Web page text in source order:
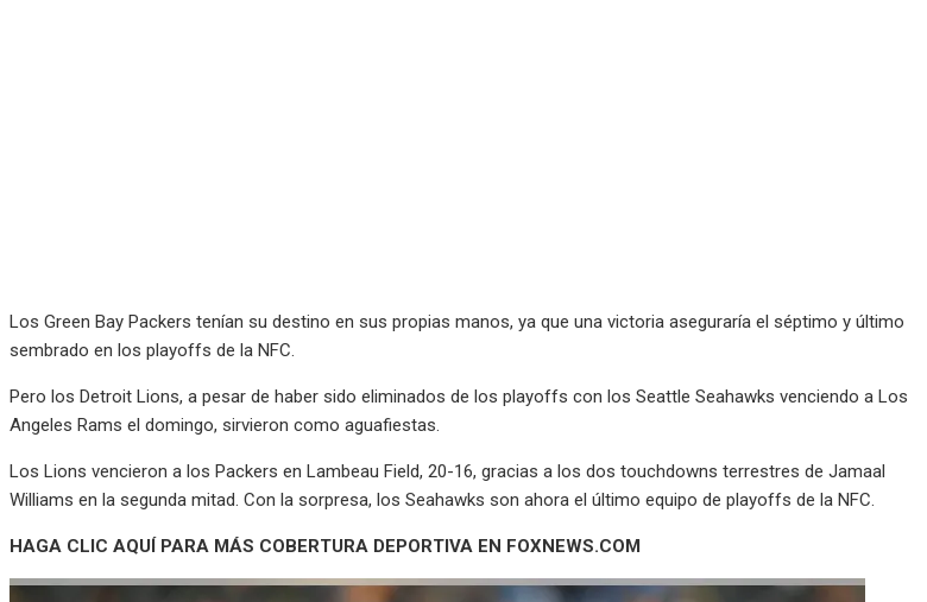
Los Green Bay Packers tenían su destino en sus propias manos, ya que una victoria aseguraría el séptimo y último
sembrado en los playoffs de la NFC.
Pero los Detroit Lions, a pesar de haber sido eliminados de los playoffs con los Seattle Seahawks venciendo a Los
Angeles Rams el domingo, sirvieron como aguafiestas.
Los Lions vencieron a los Packers en Lambeau Field, 20-16, gracias a los dos touchdowns terrestres de Jamaal
Williams en la segunda mitad. Con la sorpresa, los Seahawks son ahora el último equipo de playoffs de la NFC.
HAGA CLIC AQUÍ PARA MÁS COBERTURA DEPORTIVA EN FOXNEWS.COM